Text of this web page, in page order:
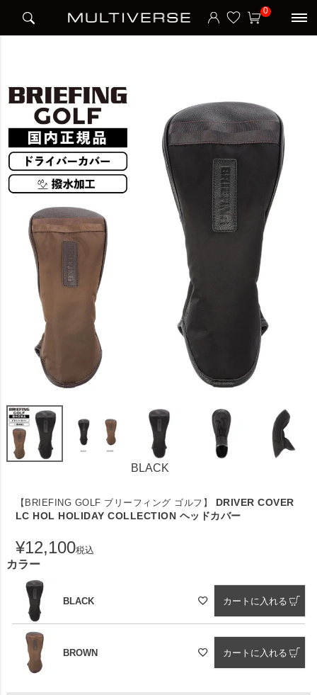
0
DRIVER COVER LC HOL HOLIDAY COLLECTION ヘッドカバー
BLACK
【BRIEFING GOLF ブリーフィング ゴルフ】
DRIVER COVER
LC HOL HOLIDAY COLLECTION ヘッドカバー
¥12,100税込
カラー
BLACK カートに入れる
BROWN カートに入れる